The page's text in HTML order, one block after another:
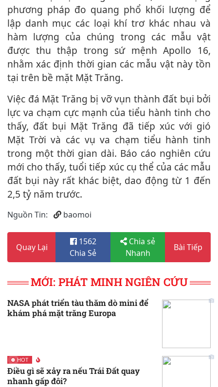
phương pháp đo quang phổ khối lượng để
lập danh mục các loại khí trơ khác nhau và
hàm lượng của chúng trong các mẫu vật
được thu thập trong sứ mệnh Apollo 16,
nhằm xác định thời gian các mẫu vật này tồn
tại trên bề mặt Mặt Trăng.
Việc đá Mặt Trăng bị vỡ vụn thành đất bụi bởi
lực va chạm cực mạnh của tiểu hành tinh cho
thấy, đất bụi Mặt Trăng đã tiếp xúc với gió
Mặt Trời và các vụ va chạm tiểu hành tinh
trong một thời gian dài. Báo cáo nghiên cứu
mới cho thấy, tuổi tiếp xúc cụ thể của các mẫu
đất bụi này rất khác biệt, dao động từ 1 đến
2,5 tỷ năm trước.
Nguồn Tin: baomoi
Quay Lại
1562
Chia Sẻ
Chia sẻ
Nhanh
Bài Tiếp
MỚI: PHÁT MINH NGIÊN CỨU
NASA phát triển tàu thăm dò mini để
khám phá mặt trăng Europa
HOT
Điều gì sẽ xảy ra nếu Trái Đất quay
nhanh gấp đôi?